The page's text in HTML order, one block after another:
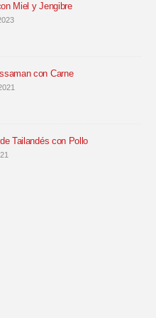
Miel y Jengibre
con Carne
Tailandés con Pollo